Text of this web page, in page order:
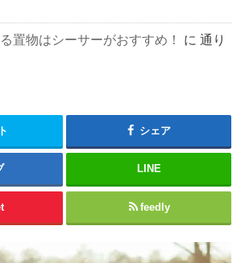
置物はシーサーがおすすめ！ に通り
シェア
LINE
feedly